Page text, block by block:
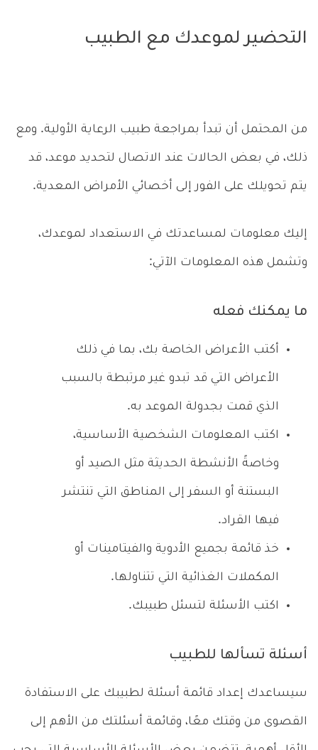
التحضير لموعدك مع الطبيب
من المحتمل أن تبدأ بمراجعة طبيب الرعاية الأولية. ومع
ذلك، في بعض الحالات عند الاتصال لتحديد موعد، قد
يتم تحويلك على الفور إلى أخصائي الأمراض المعدية.
إليك معلومات لمساعدتك في الاستعداد لموعدك،
وتشمل هذه المعلومات الآتي:
ما يمكنك فعله
أكتب الأعراض الخاصة بك، بما في ذلك
الأعراض التي قد تبدو غير مرتبطة بالسبب
الذي قمت بجدولة الموعد به.
اكتب المعلومات الشخصية الأساسية،
وخاصةً الأنشطة الحديثة مثل الصيد أو
البستنة أو السفر إلى المناطق التي تنتشر
فيها القراد.
خذ قائمة بجميع الأدوية والفيتامينات أو
المكملات الغذائية التي تتناولها.
اكتب الأسئلة لتسئل طبيبك.
أسئلة تسألها للطبيب
سيساعدك إعداد قائمة أسئلة لطبيبك على الاستفادة
القصوى من وقتك معًا، وقائمة أسئلتك من الأهم إلى